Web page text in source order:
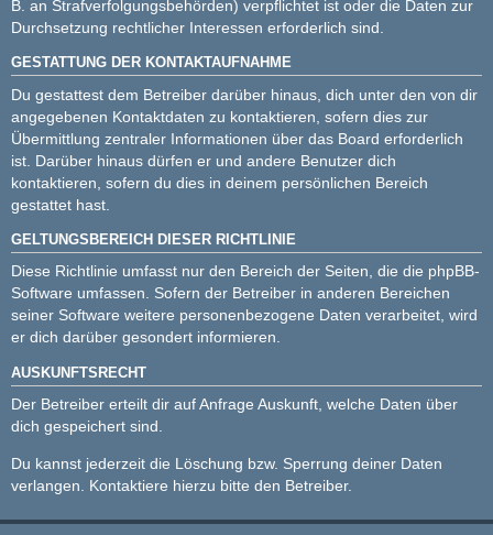
B. an Strafverfolgungsbehörden) verpflichtet ist oder die Daten zur
Durchsetzung rechtlicher Interessen erforderlich sind.
GESTATTUNG DER KONTAKTAUFNAHME
Du gestattest dem Betreiber darüber hinaus, dich unter den von dir
angegebenen Kontaktdaten zu kontaktieren, sofern dies zur
Übermittlung zentraler Informationen über das Board erforderlich
ist. Darüber hinaus dürfen er und andere Benutzer dich
kontaktieren, sofern du dies in deinem persönlichen Bereich
gestattet hast.
GELTUNGSBEREICH DIESER RICHTLINIE
Diese Richtlinie umfasst nur den Bereich der Seiten, die die phpBB-
Software umfassen. Sofern der Betreiber in anderen Bereichen
seiner Software weitere personenbezogene Daten verarbeitet, wird
er dich darüber gesondert informieren.
AUSKUNFTSRECHT
Der Betreiber erteilt dir auf Anfrage Auskunft, welche Daten über
dich gespeichert sind.
Du kannst jederzeit die Löschung bzw. Sperrung deiner Daten
verlangen. Kontaktiere hierzu bitte den Betreiber.